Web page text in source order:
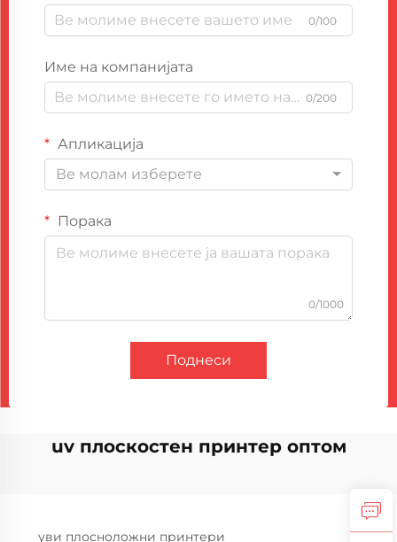
0/100
Име на компанијата
0/200
Апликација
Ве молам изберете
Порака
0/1000
Поднеси
uv плоскостен принтер оптом
уви плосноложни принтери